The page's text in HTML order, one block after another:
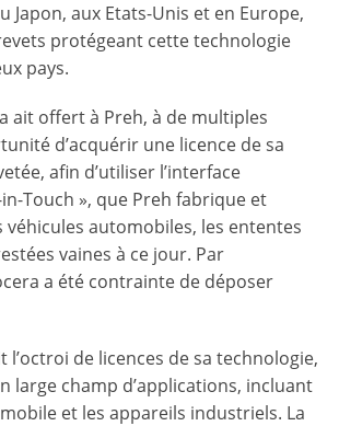
Japon, aux Etats-Unis et en Europe,
protégeant cette technologie
pays.
ait offert à Preh, à de multiples
d’acquérir une licence de sa
afin d’utiliser l’interface
Touch », que Preh fabrique et
véhicules automobiles, les ententes
vaines à ce jour. Par
a été contrainte de déposer
l’octroi de licences de sa technologie,
large champ d’applications, incluant
et les appareils industriels. La